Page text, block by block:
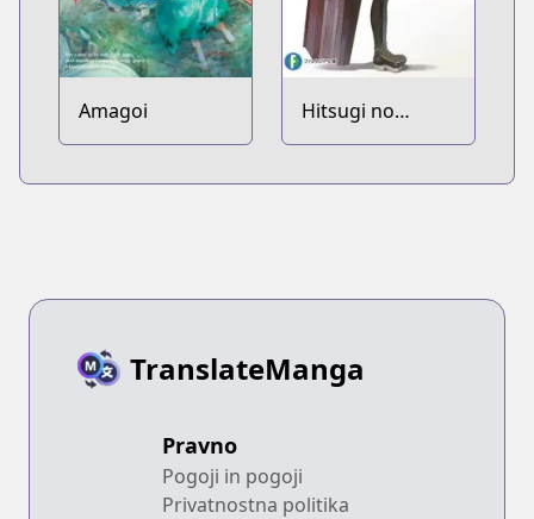
Amagoi
Hitsugi no
Chaika
TranslateManga
Pravno
Pogoji in pogoji
Privatnostna politika